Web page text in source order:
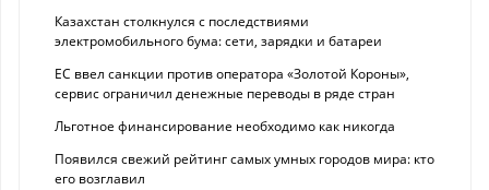
Казахстан столкнулся с последствиями
электромобильного бума: сети, зарядки и батареи
ЕС ввел санкции против оператора «Золотой Короны»,
сервис ограничил денежные переводы в ряде стран
Льготное финансирование необходимо как никогда
Появился свежий рейтинг самых умных городов мира: кто
его возглавил